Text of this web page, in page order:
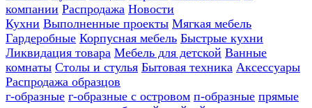
компании Распродажа Новости
Кухни Выполненные проекты Мягкая мебель
Гардеробные Корпусная мебель Быстрые кухни
Ликвидация товара Мебель для детской Ванные
комнаты Столы и стулья Бытовая техника Аксессуары
Распродажа образцов
г-образные г-образные с островом п-образные прямые